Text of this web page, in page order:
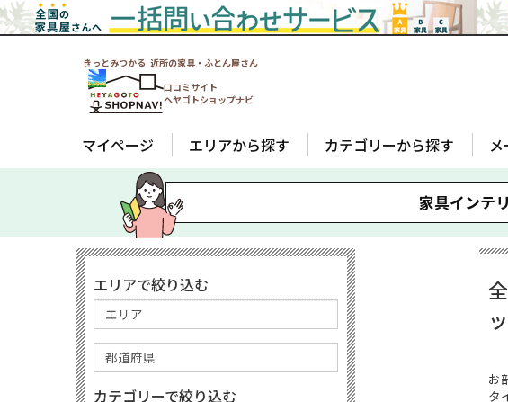
きっとみつかる 近所の家具・ふとん屋さん
口コミサイト
ヘヤゴトショップナビ
マイページ エリアから探す カテゴリーから探す
家具インテ
お
タ
エリアで絞り込む
カテゴリーで絞り込む